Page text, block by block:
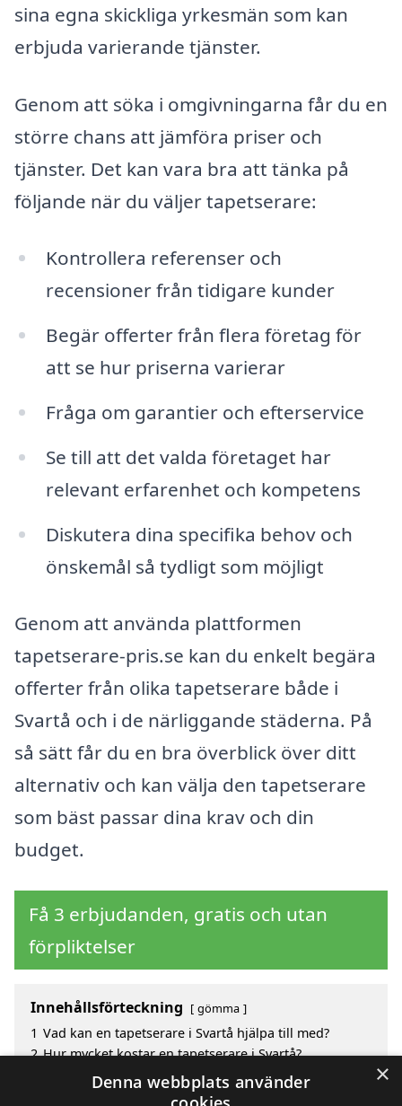
sina egna skickliga yrkesmän som kan
erbjuda varierande tjänster.
Genom att söka i omgivningarna får du en
större chans att jämföra priser och
tjänster. Det kan vara bra att tänka på
följande när du väljer tapetserare:
Kontrollera referenser och
recensioner från tidigare kunder
Begär offerter från flera företag för
att se hur priserna varierar
Fråga om garantier och efterservice
Se till att det valda företaget har
relevant erfarenhet och kompetens
Diskutera dina specifika behov och
önskemål så tydligt som möjligt
Genom att använda plattformen
tapetserare-pris.se kan du enkelt begära
offerter från olika tapetserare både i
Svartå och i de närliggande städerna. På
så sätt får du en bra överblick över ditt
alternativ och kan välja den tapetserare
som bäst passar dina krav och din
budget.
Få 3 erbjudanden, gratis och utan
förpliktelser
Innehållsförteckning gömma
1 Vad kan en tapetserare i Svartå hjälpa till med?
2 Hur mycket kostar en tapetserare i Svartå?
Fördelar med att välja tapetserare i Svartå
Sök efter en skicklig tapetserare i de omgivande
×
Denna webbplats använder